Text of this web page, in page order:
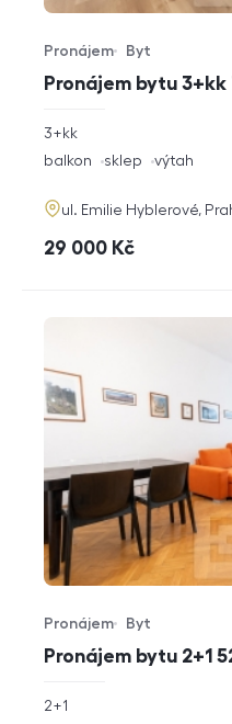
Pronájem bytu 3+kk
Typ nabídky
Pronájem
Typ nemovitosti
Byt
rozměry
3+kk
funkce
balkon sklep výtah
adresa
ul. Emilie Hyblerové,
cena
29 000 Kč
Pronájem bytu 2+1
Typ nabídky
Pronájem
Typ nemovitosti
Byt
rozměry
2+1